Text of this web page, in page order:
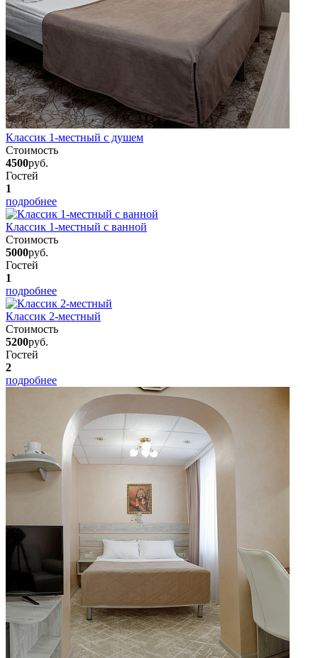
Классик 1-местный с душем
Стоимость
4500руб.
Гостей
1
подробнее
Классик 1-местный с ванной
Стоимость
5000руб.
Гостей
1
подробнее
Классик 2-местный
Стоимость
5200руб.
Гостей
2
подробнее